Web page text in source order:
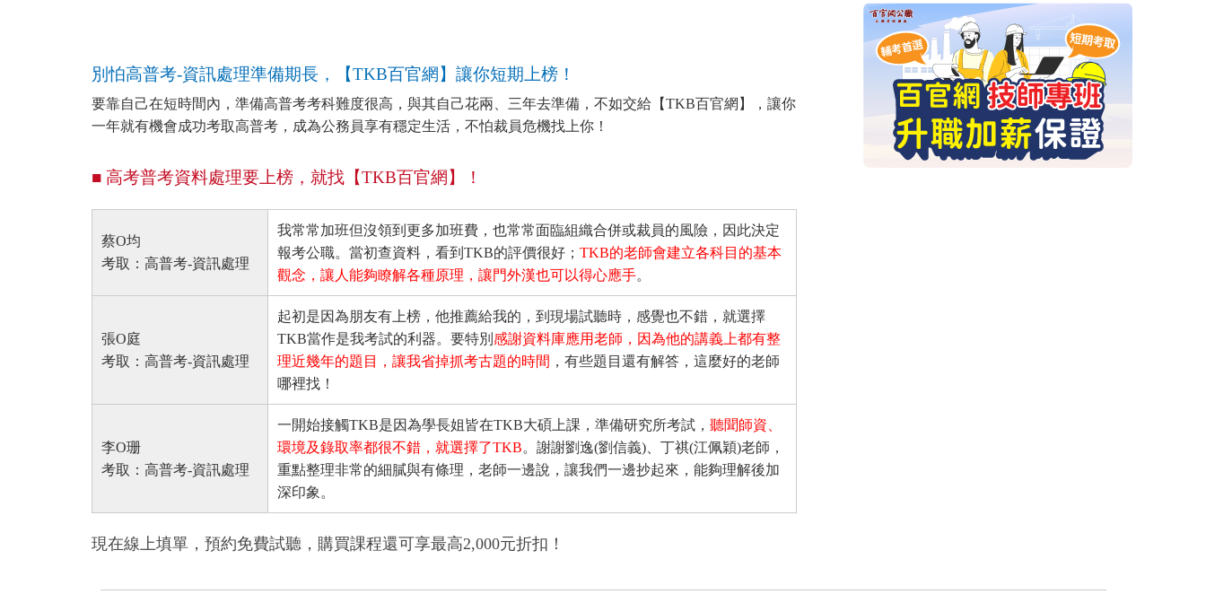
別怕高普考-資訊處理準備期長，【TKB百官網】讓你短期上榜！
要靠自己在短時間內，準備高普考考科難度很高，與其自己花兩、三年去準備，不如交給【TKB百官網】，讓你
一年就有機會成功考取高普考，成為公務員享有穩定生活，不怕裁員危機找上你！
■ 高考普考資料處理要上榜，就找【TKB百官網】！
蔡O均
考取：高普考-資訊處理
我常常加班但沒領到更多加班費，也常常面臨組織合併或裁員的風險，因此決定
報考公職。當初查資料，看到TKB的評價很好； TKB的老師會建立各科目的基本
觀念，讓人能夠瞭解各種原理，讓門外漢也可以得心應手。
張O庭
考取：高普考-資訊處理
起初是因為朋友有上榜，他推薦給我的，到現場試聽時，感覺也不錯，就選擇
TKB當作是我考試的利器。要特別 感謝資料庫應用老師，因為他的講義上都有整
理近幾年的題目，讓我省掉抓考古題的時間 ，有些題目還有解答，這麼好的老師
哪裡找！
李O珊
考取：高普考-資訊處理
一開始接觸TKB是因為學長姐皆在TKB大碩上課，準備研究所考試， 聽聞師資、
環境及錄取率都很不錯，就選擇了TKB。謝謝劉逸(劉信義)、丁祺(江佩穎)老師，
重點整理非常的細膩與有條理，老師一邊說，讓我們一邊抄起來，能夠理解後加
深印象。
現在線上填單，預約免費試聽，購買課程還可享最高2,000元折扣！